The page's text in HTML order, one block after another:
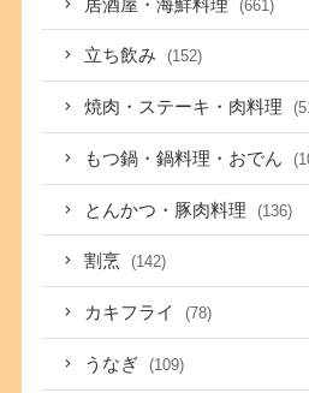
居酒屋・海鮮料理 (661)
立ち飲み (152)
焼肉・ステーキ・肉料理
もつ鍋・鍋料理・おでん
とんかつ・豚肉料理 (136)
割烹 (142)
カキフライ (78)
うなぎ (109)